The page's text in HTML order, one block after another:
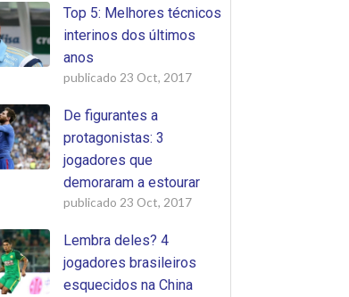
Top 5: Melhores técnicos
interinos dos últimos
anos
publicado 23 Oct, 2017
De figurantes a
protagonistas: 3
jogadores que
demoraram a estourar
publicado 23 Oct, 2017
Lembra deles? 4
jogadores brasileiros
esquecidos na China